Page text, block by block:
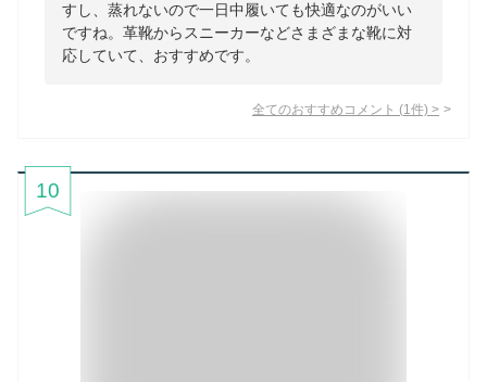
すし、蒸れないので一日中履いても快適なのがいい
ですね。革靴からスニーカーなどさまざまな靴に対
応していて、おすすめです。
全てのおすすめコメント (1 件) >
10